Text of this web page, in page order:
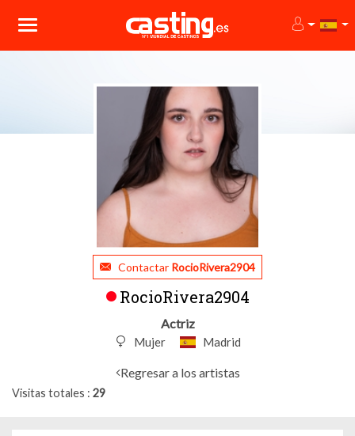
Contactar RocioRivera2904
RocioRivera2904
Actriz
Mujer Madrid
Regresar a los artistas
Visitas totales 29